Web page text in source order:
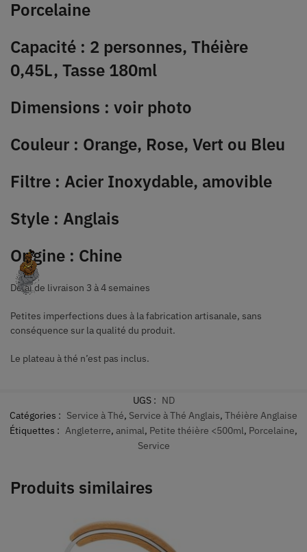
Porcelaine
Capacité : 2 personnes, Théière
0,45L, Tasse 180ml
Dimensions : voir photo
Couleur : Orange, Rose, Vert ou Bleu
Filtre : Acier Inoxydable, amovible
Style : Anglais
Origine : Chine
Délai de livraison 3 à 4 semaines
Petites imperfections dues à la fabrication artisanale, sans
conséquence sur la qualité du produit.
Le plateau à thé n’est pas inclus.
UGS : ND
Catégories : Service à Thé, Service à Thé Anglais, Théière Anglaise
Étiquettes : Angleterre, animal, Petite théière <500ml, Porcelaine,
Service
Produits similaires